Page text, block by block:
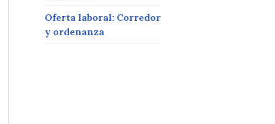
Oferta laboral: Corredor
y ordenanza